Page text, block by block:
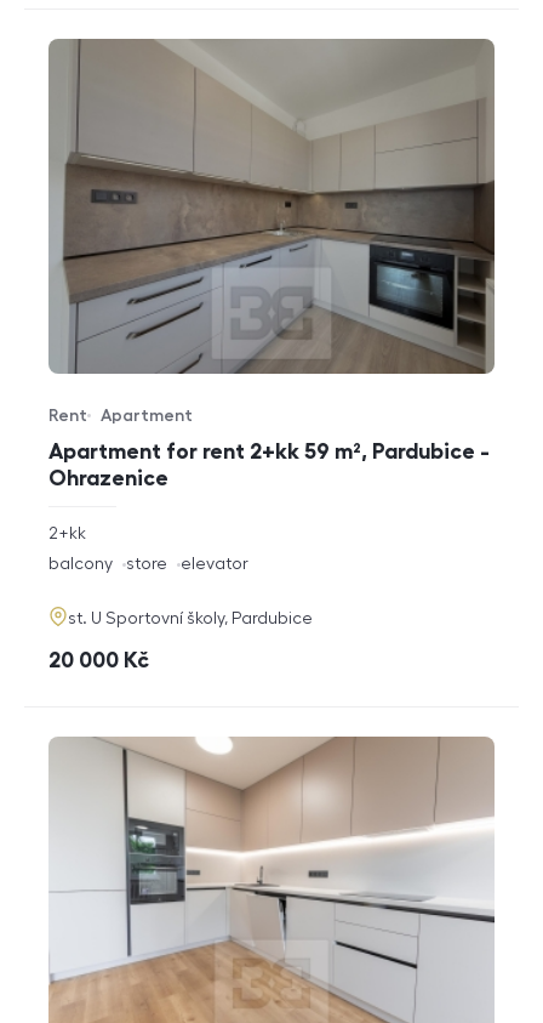
Apartment for rent 2+kk 59 m², Pardubice -
Ohrazenice
Offer type
Rent
Property type
Apartment
rozměry
disposition
2+kk
funkce
balcony store elevator
adresa
st. U Sportovní školy, Pardubice
cena
20 000 Kč